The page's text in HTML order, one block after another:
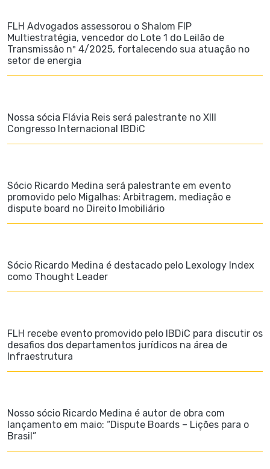
FLH Advogados assessorou o Shalom FIP
Multiestratégia, vencedor do Lote 1 do Leilão de
Transmissão nº 4/2025, fortalecendo sua atuação no
setor de energia
Nossa sócia Flávia Reis será palestrante no XIII
Congresso Internacional IBDiC
Sócio Ricardo Medina será palestrante em evento
promovido pelo Migalhas: Arbitragem, mediação e
dispute board no Direito Imobiliário
Sócio Ricardo Medina é destacado pelo Lexology Index
como Thought Leader
FLH recebe evento promovido pelo IBDiC para discutir os
desafios dos departamentos jurídicos na área de
Infraestrutura
Nosso sócio Ricardo Medina é autor de obra com
lançamento em maio: “Dispute Boards – Lições para o
Brasil”